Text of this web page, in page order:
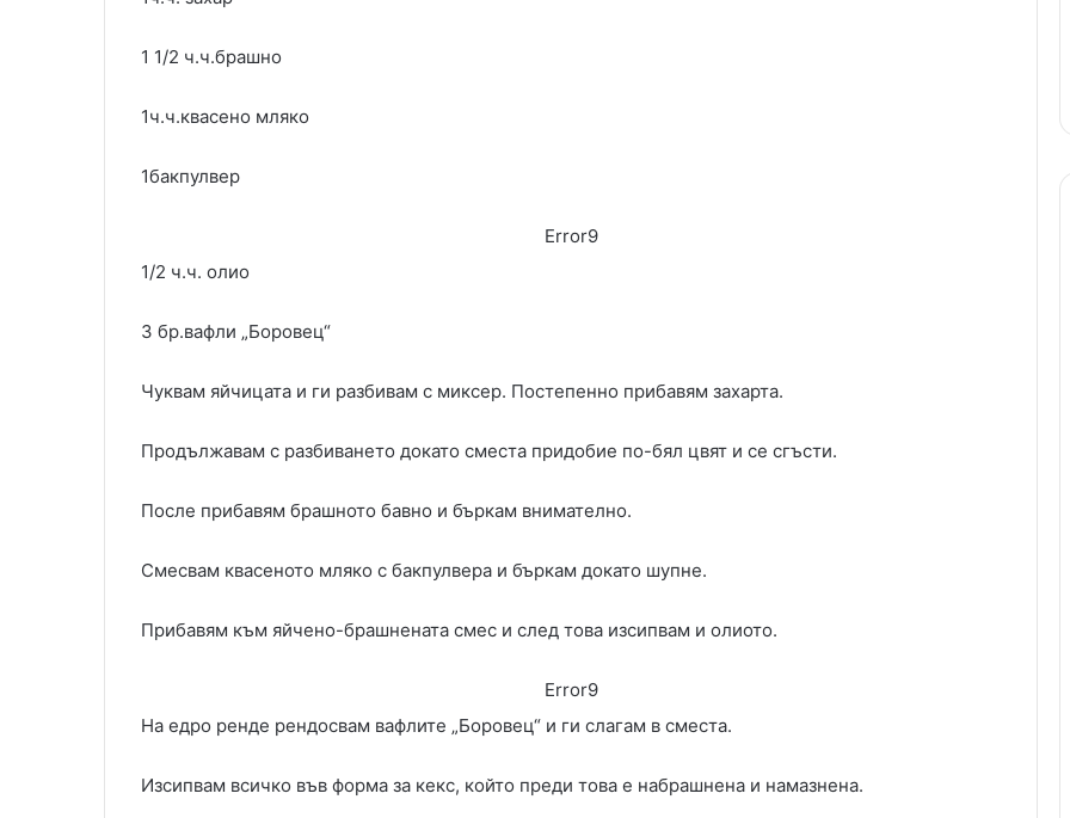
1 1/2 ч.ч.брашно
1ч.ч.квасено мляко
1бакпулвер
Error9
1/2 ч.ч. олио
3 бр.вафли „Боровец“
Чуквам яйчицата и ги разбивам с миксер. Постепенно прибавям захарта.
Продължавам с разбиването докато сместа придобие по-бял цвят и се сгъсти.
После прибавям брашното бавно и бъркам внимателно.
Смесвам квасеното мляко с бакпулвера и бъркам докато шупне.
Прибавям към яйчено-брашнената смес и след това изсипвам и олиото.
Error9
На едро ренде рендосвам вафлите „Боровец“ и ги слагам в сместа.
Изсипвам всичко във форма за кекс, който преди това е набрашнена и намазнена.